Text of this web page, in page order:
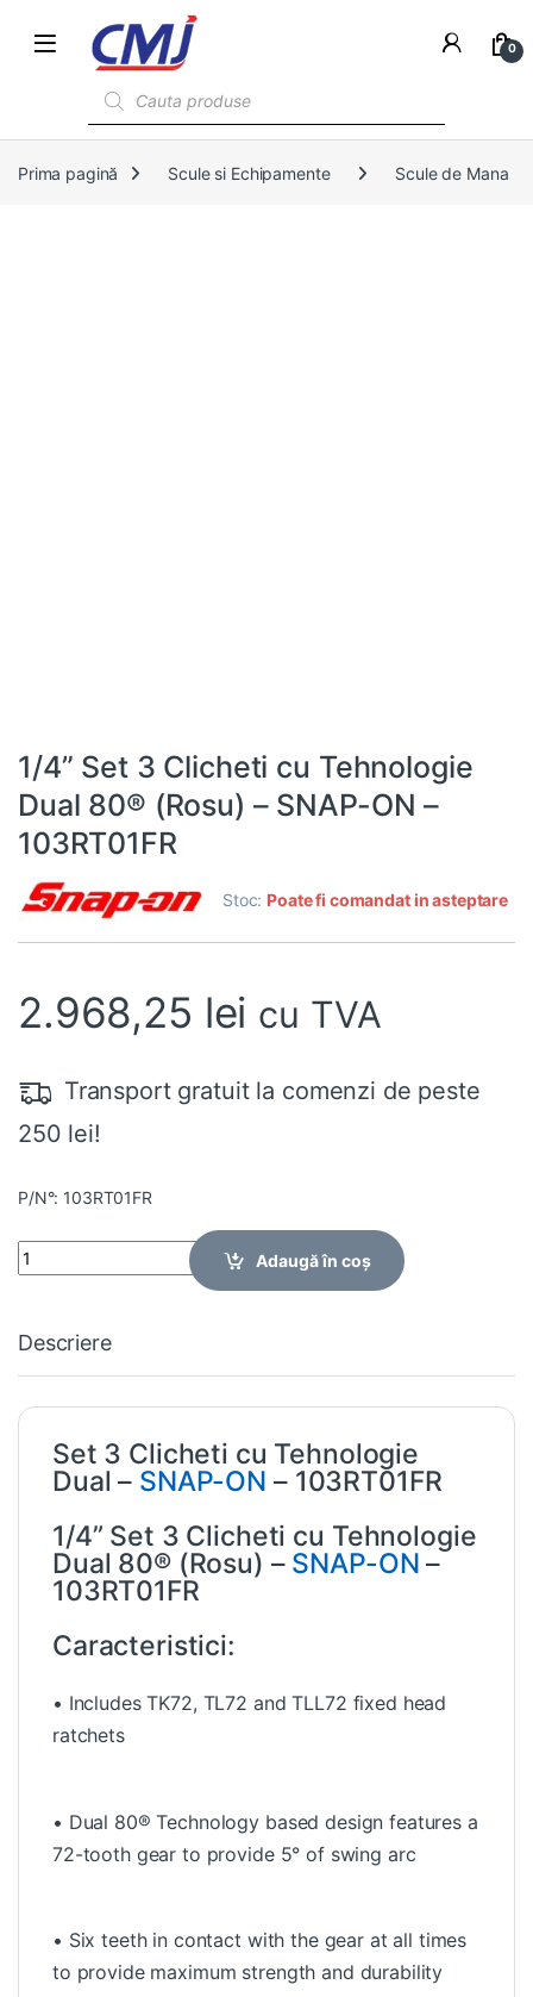
0
Prima pagină Scule si Echipamente Scule de Mana
1/4” Set 3 Clicheti cu Tehnologie
Dual 80® (Rosu) – SNAP-ON –
103RT01FR
Stoc: Poate fi comandat in asteptare
2.968,25 lei cu TVA
Transport gratuit la comenzi de peste
250 lei!
P/N°: 103RT01FR
Quantity
Adaugă în coș
Descriere
Set 3 Clicheti cu Tehnologie
Dual – SNAP-ON – 103RT01FR
1/4” Set 3 Clicheti cu Tehnologie
Dual 80® (Rosu) – SNAP-ON –
103RT01FR
Caracteristici:
• Includes TK72, TL72 and TLL72 fixed head
ratchets
• Dual 80® Technology based design features a
72-tooth gear to provide 5° of swing arc
• Six teeth in contact with the gear at all times
to provide maximum strength and durability